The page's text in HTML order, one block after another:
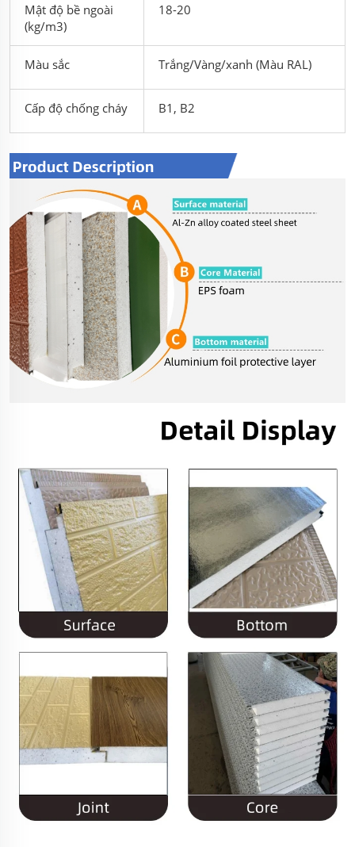
Mật độ bề ngoài
(kg/m3)
18-20
Màu sắc Trắng/Vàng/xanh (Màu RAL)
Cấp độ chống cháy B1, B2